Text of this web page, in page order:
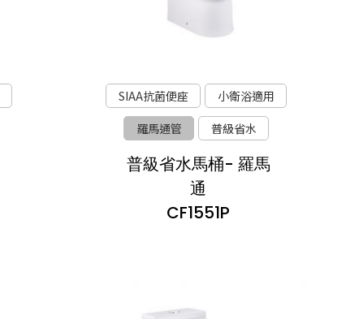
SIAA抗菌便座
小衛浴適用
羅馬通管
普級省水
普級省水馬桶- 羅馬
通
CF1551P